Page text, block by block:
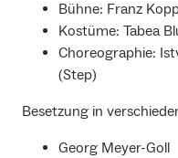
Bühne: Franz
Kostüme: Tabea
Choreographie:
(Step)
Besetzung in
Georg Meyer-Goll